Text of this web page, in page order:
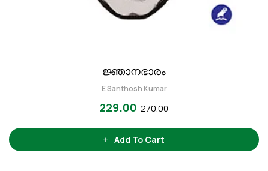
ജ്ഞാനഭാരം
E Santhosh Kumar
270.00
229.00
Add To Cart